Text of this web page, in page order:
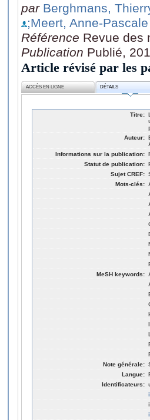
par Berghmans,
;Meert, Anne-Pascale
Référence Revue des
Publication Publié,
Article révisé par les
ACCÈS EN LIGNE DÉTAILS
Titre:
Auteur:
Informations sur la publication:
Statut de publication:
Sujet CREF:
Mots-clés:
MeSH keywords:
Note générale:
Langue:
Identificateurs: